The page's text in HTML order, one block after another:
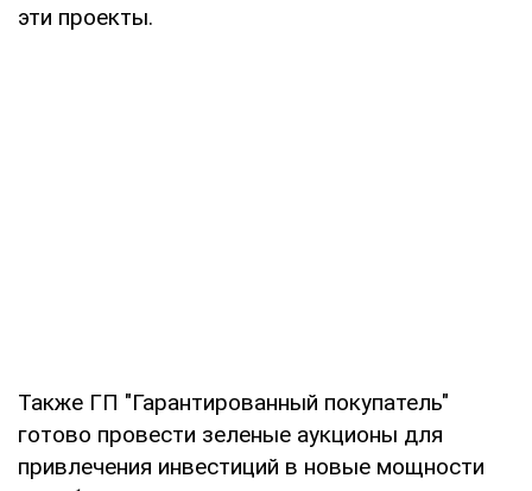
эти проекты.
Также ГП "Гарантированный покупатель"
готово провести зеленые аукционы для
привлечения инвестиций в новые мощности